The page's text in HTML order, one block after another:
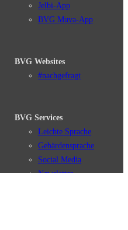
Jelbi-App
BVG Muva-App
BVG Websites
#nachgefragt
BVG Services
Leichte Sprache
Gebärdensprache
Social Media
Newsletter